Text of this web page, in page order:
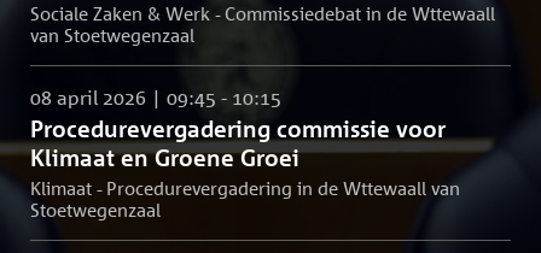
Sociale Zaken & Werk - Commissiedebat in de Wttewaall
van Stoetwegenzaal
Procedurevergadering commissie voor
Klimaat en Groene Groei
08 april 2026 | 09:45 - 10:15
Klimaat - Procedurevergadering in de Wttewaall van
Stoetwegenzaal